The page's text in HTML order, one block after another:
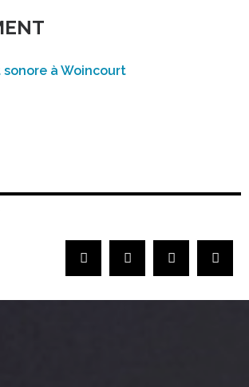
à Woincourt